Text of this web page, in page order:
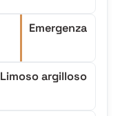
Emergenza
Limoso argilloso